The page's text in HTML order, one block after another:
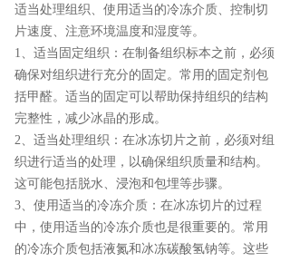
适当处理组织、使用适当的冷冻介质、控制切
片速度、注意环境温度和湿度等。
1、适当固定组织：在制备组织标本之前，必须
确保对组织进行充分的固定。常用的固定剂包
括甲醛。适当的固定可以帮助保持组织的结构
完整性，减少冰晶的形成。
2、适当处理组织：在冰冻切片之前，必须对组
织进行适当的处理，以确保组织质量和结构。
这可能包括脱水、浸泡和包埋等步骤。
3、使用适当的冷冻介质：在冰冻切片的过程
中，使用适当的冷冻介质也是很重要的。常用
的冷冻介质包括液氮和冰冻碳酸氢钠等。这些